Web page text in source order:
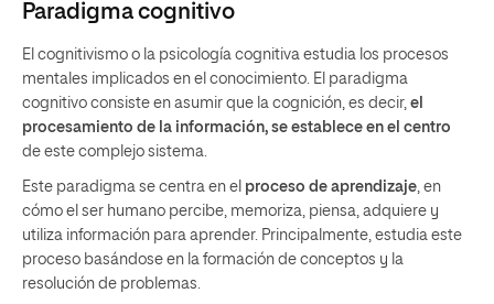
Paradigma cognitivo
El cognitivismo o la psicología cognitiva estudia los procesos
mentales implicados en el conocimiento. El paradigma
cognitivo consiste en asumir que la cognición, es decir, el
procesamiento de la información, se establece en el centro
de este complejo sistema.
Este paradigma se centra en el proceso de aprendizaje, en
cómo el ser humano percibe, memoriza, piensa, adquiere y
utiliza información para aprender. Principalmente, estudia este
proceso basándose en la formación de conceptos y la
resolución de problemas.